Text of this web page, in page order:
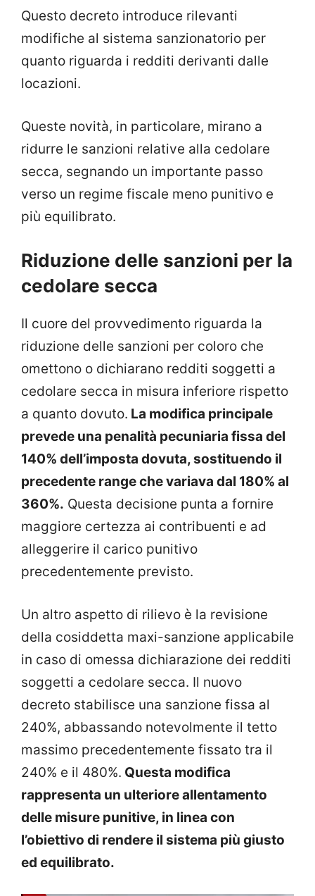
Questo decreto introduce rilevanti
modifiche al sistema sanzionatorio per
quanto riguarda i redditi derivanti dalle
locazioni.
Queste novità, in particolare, mirano a
ridurre le sanzioni relative alla cedolare
secca, segnando un importante passo
verso un regime fiscale meno punitivo e
più equilibrato.
Riduzione delle sanzioni per la
cedolare secca
Il cuore del provvedimento riguarda la
riduzione delle sanzioni per coloro che
omettono o dichiarano redditi soggetti a
cedolare secca in misura inferiore rispetto
a quanto dovuto. La modifica principale
prevede una penalità pecuniaria fissa del
140% dell’imposta dovuta, sostituendo il
precedente range che variava dal 180% al
360%. Questa decisione punta a fornire
maggiore certezza ai contribuenti e ad
alleggerire il carico punitivo
precedentemente previsto.
Un altro aspetto di rilievo è la revisione
della cosiddetta maxi-sanzione applicabile
in caso di omessa dichiarazione dei redditi
soggetti a cedolare secca. Il nuovo
decreto stabilisce una sanzione fissa al
240%, abbassando notevolmente il tetto
massimo precedentemente fissato tra il
240% e il 480%. Questa modifica
rappresenta un ulteriore allentamento
delle misure punitive, in linea con
l’obiettivo di rendere il sistema più giusto
ed equilibrato.